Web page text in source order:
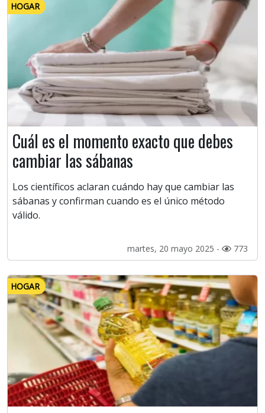
HOGAR
Cuál es el momento exacto que debes
cambiar las sábanas
Los científicos aclaran cuándo hay que cambiar las
sábanas y confirman cuando es el único método
válido.
martes, 20 mayo 2025 - 773
HOGAR